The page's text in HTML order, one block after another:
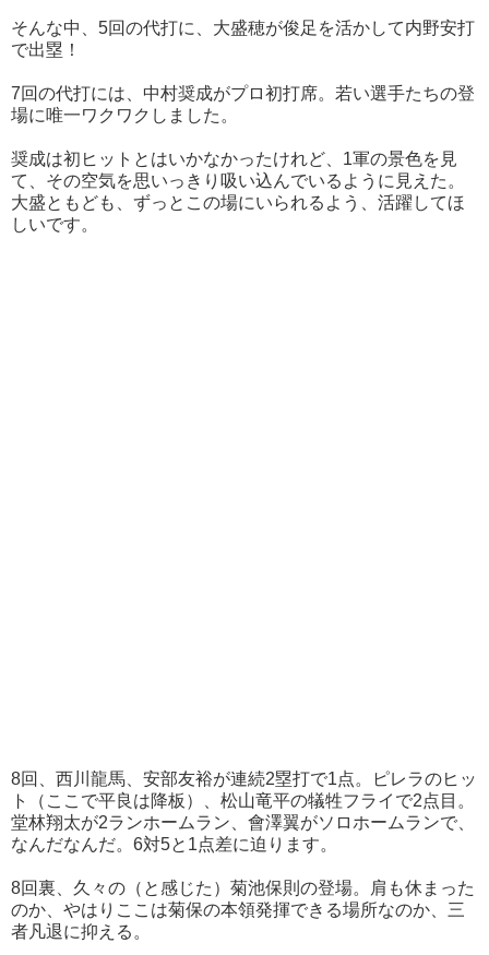
そんな中、5回の代打に、大盛穂が俊足を活かして内野安打
で出塁！
7回の代打には、中村奨成がプロ初打席。若い選手たちの登
場に唯一ワクワクしました。
奨成は初ヒットとはいかなかったけれど、1軍の景色を見
て、その空気を思いっきり吸い込んでいるように見えた。
大盛ともども、ずっとこの場にいられるよう、活躍してほ
しいです。
8回、西川龍馬、安部友裕が連続2塁打で1点。ピレラのヒッ
ト（ここで平良は降板）、松山竜平の犠牲フライで2点目。
堂林翔太が2ランホームラン、會澤翼がソロホームランで、
なんだなんだ。6対5と1点差に迫ります。
8回裏、久々の（と感じた）菊池保則の登場。肩も休まった
のか、やはりここは菊保の本領発揮できる場所なのか、三
者凡退に抑える。